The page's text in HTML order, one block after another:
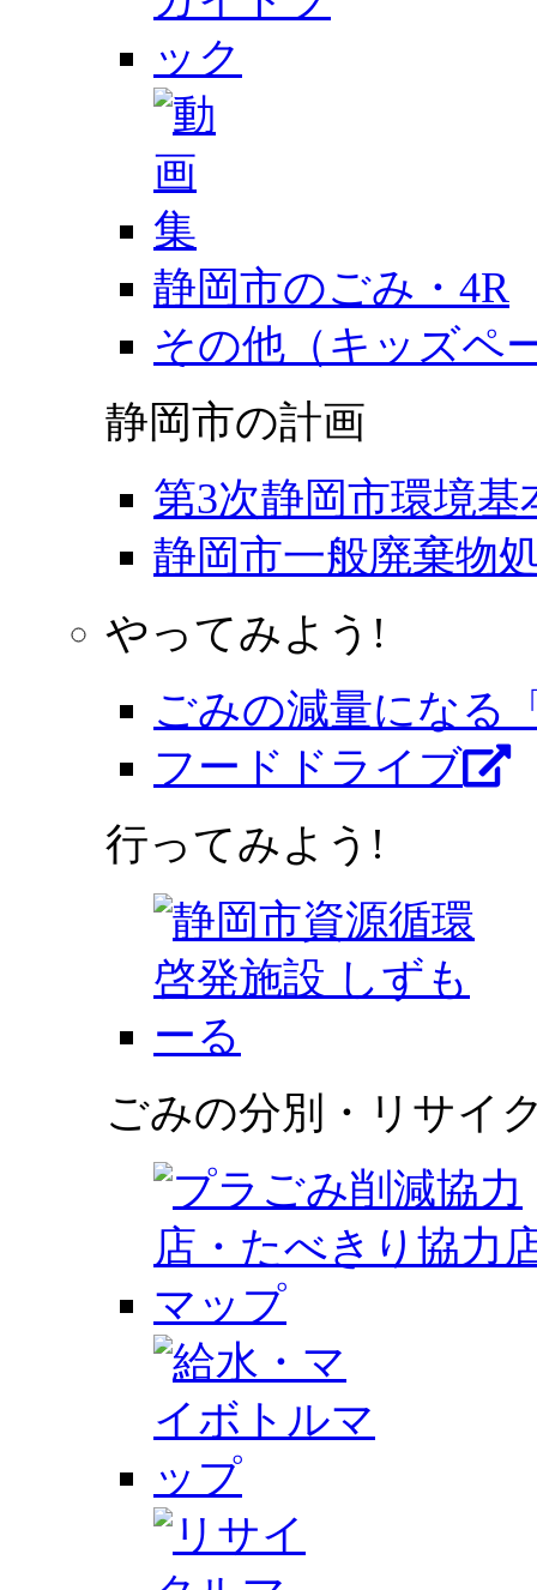
静岡市のごみ・4R
その他（キッズペ
静岡市の計画
第3次静岡市環境基
静岡市一般廃棄物
やってみよう!
ごみの減量になる
フードドライブ
行ってみよう!
ごみの分別・リサイ